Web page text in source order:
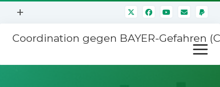
Menü
+
Mitmachen
Coordination gegen BAYER-Gefahren
Menü
öffnen